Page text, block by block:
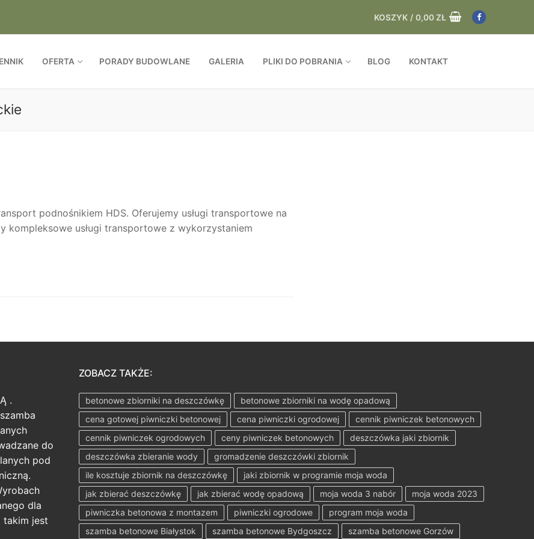
KOSZYK / 0,00ZŁ
OFERTA PORADY BUDOWLANE GALERIA PLIKI DO POBRANIA BLOG KONTAKT
podnośnikiem HDS. Oferujemy usługi transportowe na
kompleksowe usługi transportowe z wykorzystaniem
.
do
pod
dla
takim jest
ZOBACZ TAKŻE:
betonowe zbiorniki na deszczówkę
betonowe zbiorniki na wodę opadową
cena gotowej piwniczki betonowej
cena piwniczki ogrodowej
cennik piwniczek betonowych
cennik piwniczek ogrodowych
ceny piwniczek betonowych
deszczówka jaki zbiornik
deszczówka zbieranie wody
gromadzenie deszczówki zbiornik
ile kosztuje zbiornik na deszczówkę
jaki zbiornik w programie moja woda
jak zbierać deszczówkę
jak zbierać wodę opadową moja woda 3 nabór
moja woda 2023
piwniczka betonowa z montazem
piwniczki ogrodowe
program moja woda
szamba betonowe Białystok
szamba betonowe Bydgoszcz szamba betonowe Gorzów